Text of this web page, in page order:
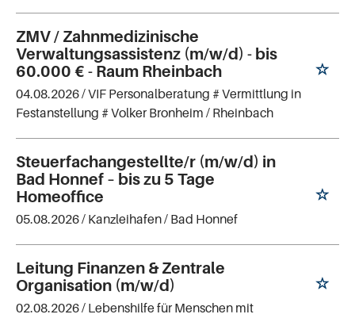
ZMV / Zahnmedizinische
Verwaltungsassistenz (m/w/d) - bis
60.000 € - Raum Rheinbach
04.08.2026 /VIF Personalberatung # Vermittlung in
Festanstellung # Volker Bronheim / Rheinbach
Steuerfachangestellte/r (m/w/d) in
Bad Honnef – bis zu 5 Tage
Homeoffice
05.08.2026 / Kanzleihafen/ Bad Honnef
Leitung Finanzen & Zentrale
Organisation (m/w/d)
02.08.2026 / Lebenshilfe für Menschen mit